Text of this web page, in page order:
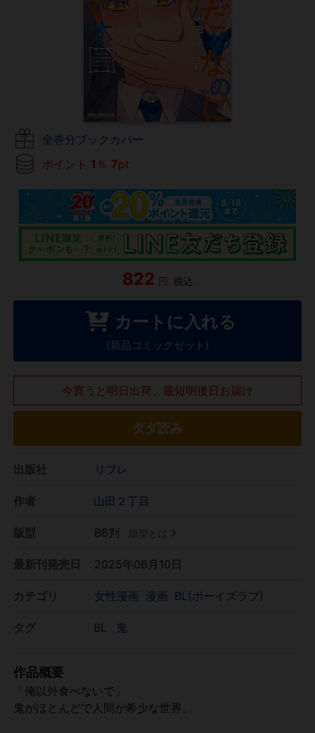
全巻分ブックカバー
ポイント 1 ％ 7pt
822 円 税込
カートに入れる
(新品コミックセット)
今買うと明日出荷、最短明後日お届け
タダ読み
リブレ
山田２丁目
B6判
2025年06月10日
女性漫画 漫画 BL(ボーイズラブ)
BL 鬼
作品概要
「俺以外食べないで」
鬼がほとんどで人間が希少な世界。